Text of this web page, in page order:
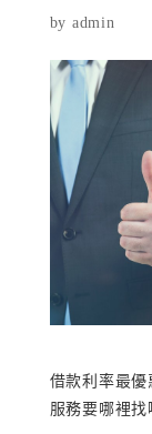
by admin
借款利率最
服務要哪裡找